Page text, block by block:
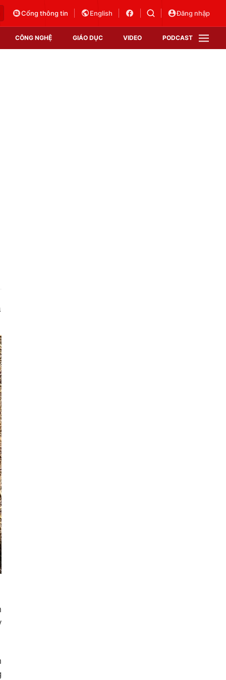
Cổng thông tin English Đăng nhập
CÔNG NGHỆ GIÁO DỤC VIDEO PODCAST